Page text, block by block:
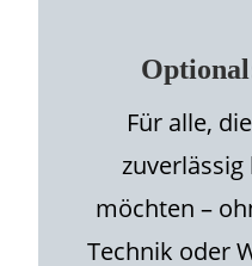
Für alle,
möchten –
Technik oder